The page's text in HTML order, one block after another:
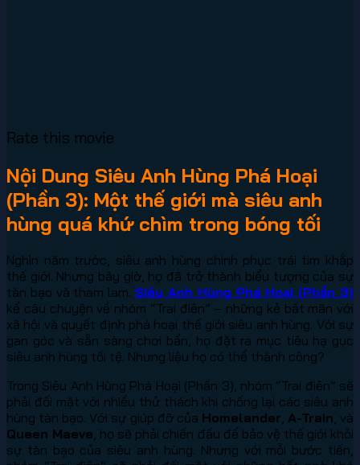
Rate this movie
Nội Dung Siêu Anh Hùng Phá Hoại
(Phần 3): Một thế giới mà siêu anh
hùng quá khứ chìm trong bóng tối
Nghìn năm trước, siêu anh hùng chinh phục trái tim khắp
thế giới. Nhưng bây giờ, họ đã trở thành biểu tượng của sự
tàn bạo và tham lam. Siêu Anh Hùng Phá Hoại (Phần 3)
kể câu chuyện về nhóm “Trai điên” – những kẻ bất mãn với
xã hội và quyết định phá hoại thế giới siêu anh hùng. Với sự
gan góc và sẵn sàng chơi bẩn, họ đặt ra mục tiêu hạ gục
siêu anh hùng tồi tệ. Nhưng liệu họ có thể thành công?
Trong Siêu Anh Hùng Phá Hoại (Phần 3), nhóm “Trai điên” sẽ
phải đối mặt với nhiều thử thách khi chống lại các siêu anh
hùng tàn bạo. Với sự giúp đỡ của Homelander A-Train , và
Queen Maeve , họ sẽ phải chiến đấu để bảo vệ thế giới khỏi
sự tàn bạo của siêu anh hùng. Nhưng với mỗi bước tiến,